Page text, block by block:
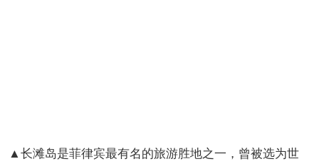
▲长滩岛是菲律宾最有名的旅游胜地之一，曾被选为世